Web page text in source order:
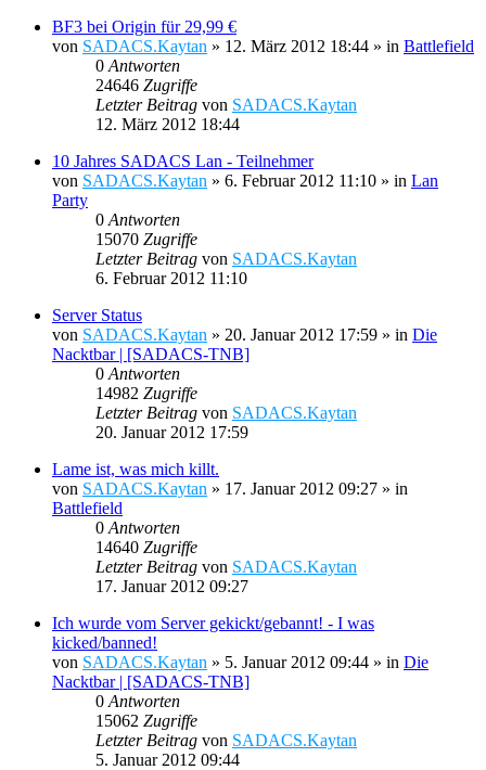
BF3 bei Origin für 29,99 €
von SADACS.Kaytan » 12. März 2012 18:44 » in Battlefield
0 Antworten
24646 Zugriffe
Letzter Beitrag von SADACS.Kaytan
12. März 2012 18:44
10 Jahres SADACS Lan - Teilnehmer
von SADACS.Kaytan » 6. Februar 2012 11:10 » in Lan
Party
0 Antworten
15070 Zugriffe
Letzter Beitrag von SADACS.Kaytan
6. Februar 2012 11:10
Server Status
von SADACS.Kaytan » 20. Januar 2012 17:59 » in Die
Nacktbar | [SADACS-TNB]
0 Antworten
14982 Zugriffe
Letzter Beitrag von SADACS.Kaytan
20. Januar 2012 17:59
Lame ist, was mich killt.
von SADACS.Kaytan » 17. Januar 2012 09:27 » in
Battlefield
0 Antworten
14640 Zugriffe
Letzter Beitrag von SADACS.Kaytan
17. Januar 2012 09:27
Ich wurde vom Server gekickt/gebannt! - I was
kicked/banned!
von SADACS.Kaytan » 5. Januar 2012 09:44 » in Die
Nacktbar | [SADACS-TNB]
0 Antworten
15062 Zugriffe
Letzter Beitrag von SADACS.Kaytan
5. Januar 2012 09:44